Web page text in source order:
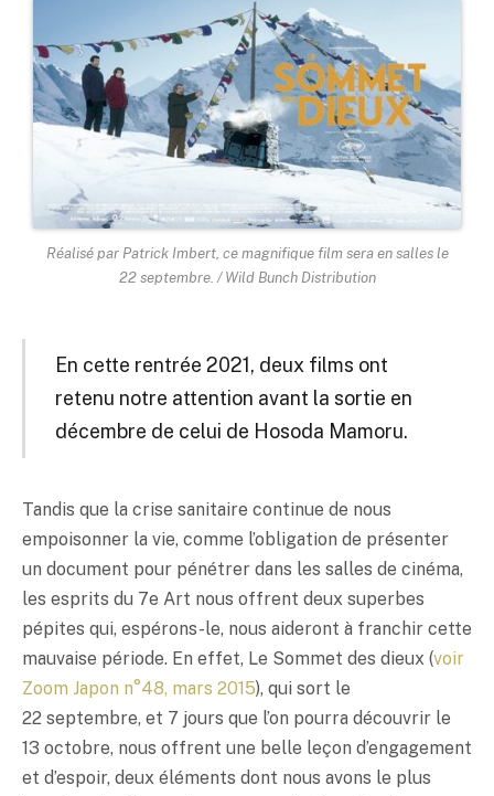
Réalisé par Patrick Imbert, ce magnifique film sera en salles le
22 septembre. / Wild Bunch Distribution
En cette rentrée 2021, deux films ont
retenu notre attention avant la sortie en
décembre de celui de Hosoda Mamoru.
Tandis que la crise sanitaire continue de nous
empoisonner la vie, comme l’obligation de présenter
un document pour pénétrer dans les salles de cinéma,
les esprits du 7e Art nous offrent deux superbes
pépites qui, espérons-le, nous aideront à franchir cette
mauvaise période. En effet, Le Sommet des dieux (voir
Zoom Japon n°48, mars 2015), qui sort le
22 septembre, et 7 jours que l’on pourra découvrir le
13 octobre, nous offrent une belle leçon d’engagement
et d’espoir, deux éléments dont nous avons le plus